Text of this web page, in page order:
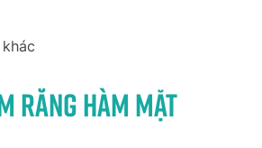
răng hàm mặt